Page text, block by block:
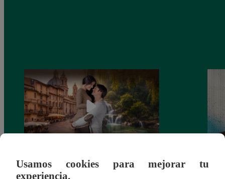
Latina estrenará el 28 de abril “Mi vida
eres tú”: una historia de cartas y amor que
Dos
Usamos cookies para mejorar tu
experiencia.